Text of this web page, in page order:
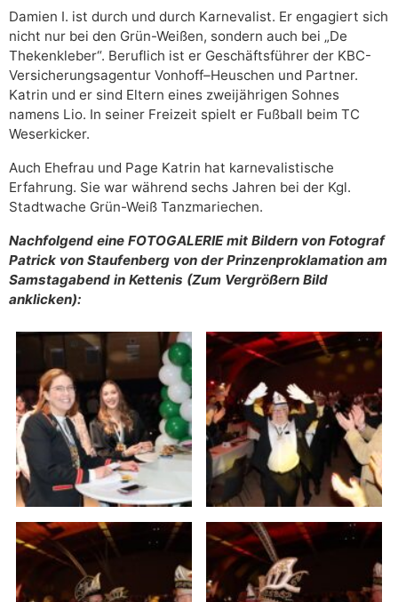
Damien I. ist durch und durch Karnevalist. Er engagiert sich
nicht nur bei den Grün-Weißen, sondern auch bei „De
Thekenkleber“. Beruflich ist er Geschäftsführer der KBC-
Versicherungsagentur Vonhoff–Heuschen und Partner.
Katrin und er sind Eltern eines zweijährigen Sohnes
namens Lio. In seiner Freizeit spielt er Fußball beim TC
Weserkicker.
Auch Ehefrau und Page Katrin hat karnevalistische
Erfahrung. Sie war während sechs Jahren bei der Kgl.
Stadtwache Grün-Weiß Tanzmariechen.
Nachfolgend eine FOTOGALERIE mit Bildern von Fotograf
Patrick von Staufenberg von der Prinzenproklamation am
Samstagabend in Kettenis (Zum Vergrößern Bild
anklicken):